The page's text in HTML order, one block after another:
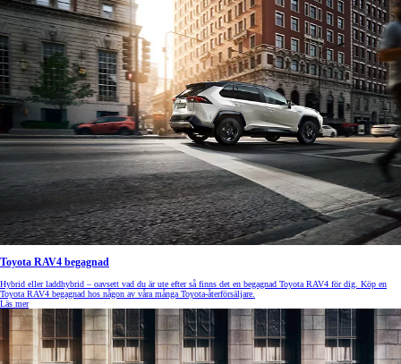
Toyota RAV4 begagnad
Hybrid eller laddhybrid – oavsett vad du är ute efter så finns det en begagnad Toyota RAV4 för dig. Köp en
Toyota RAV4 begagnad hos någon av våra många Toyota-återförsäljare.
Läs mer